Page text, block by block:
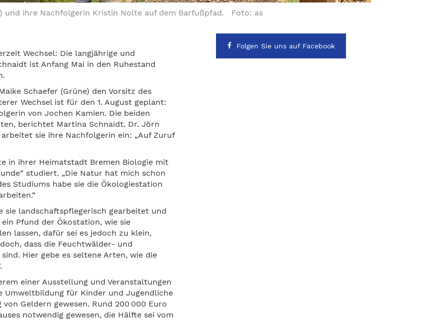
und ihre Nachfolgerin Kristin Nolte auf dem Barfußpfad. Foto: as
Wechsel: Die langjährige und
ist Anfang Mai in den Ruhestand
Schaefer (Grüne) den Vorsitz des
Wechsel ist für den 1. August geplant:
von Jochen Kamien. Die beiden
berichtet Martina Schnaidt. Dr. Jörn
sie ihre Nachfolgerin ein: „Auf Zuruf
in ihrer Heimatstadt Bremen Biologie mit
studiert. „Die Natur hat mich schon
Studiums habe sie die Ökologiestation
sie landschaftspflegerisch gearbeitet und
Pfund der Ökostation, wie sie
lassen, dafür sei es jedoch zu klein,
dass die Feuchtwälder- und
Hier gebe es seltene Arten, wie die
einer Ausstellung und Veranstaltungen
Umweltbildung für Kinder und Jugendliche
Geldern gewesen. Rund 200 000 Euro
notwendig gewesen, die Hälfte sei vom
Folgen Sie uns auf Facebook